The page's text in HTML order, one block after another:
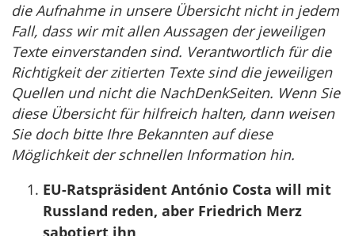
die Aufnahme in unsere Übersicht nicht in jedem
Fall, dass wir mit allen Aussagen der jeweiligen
Texte einverstanden sind. Verantwortlich für die
Richtigkeit der zitierten Texte sind die jeweiligen
Quellen und nicht die NachDenkSeiten. Wenn Sie
diese Übersicht für hilfreich halten, dann weisen
Sie doch bitte Ihre Bekannten auf diese
Möglichkeit der schnellen Information hin.
EU-Ratspräsident António Costa will mit
Russland reden, aber Friedrich Merz
sabotiert ihn